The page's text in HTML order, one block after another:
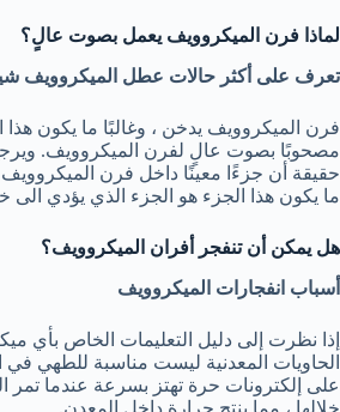
لماذا فرن الميكروويف يعمل بصوت عالٍ؟
تعرف على أكثر حالات عطل الميكروويف
فرن الميكروويف يدخن ، وغالبًا ما يكون هذا
مصحوبًا بصوت عالٍ لفرن الميكروويف.
حقيقة أن جزءًا معينًا داخل فرن الميكروويف
ما يكون هذا الجزء هو الجزء الذي يؤدي
هل يمكن أن تنفجر أفران الميكروويف؟
أسباب انفجارات الميكروويف
إذا نظرت إلى دليل التعليمات الخاص بأي
الحاويات المعدنية ليست مناسبة للطهي في
على إلكترونات حرة تهتز بسرعة عندما تمر
خلالها ، مما ينتج حرارة داخل المعدن.